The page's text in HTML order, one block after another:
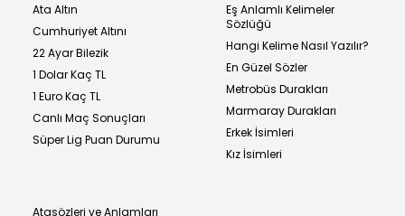
Ata Altın
Cumhuriyet Altını
22 Ayar Bilezik
1 Dolar Kaç TL
1 Euro Kaç TL
Canlı Maç Sonuçları
Süper Lig Puan Durumu
Eş Anlamlı Kelimeler
Sözlüğü
Hangi Kelime Nasıl Yazılır?
En Güzel Sözler
Metrobüs Durakları
Marmaray Durakları
Erkek İsimleri
Kız İsimleri
Atasözleri ve Anlamları